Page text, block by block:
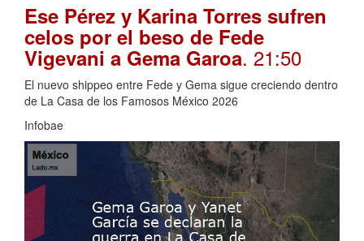
Ese Pérez y Karina Torres sufren
celos por el beso de Fede
Vigevani a Gema Garoa. 21:50
El nuevo shippeo entre Fede y Gema sigue creciendo dentro
de La Casa de los Famosos México 2026
Infobae